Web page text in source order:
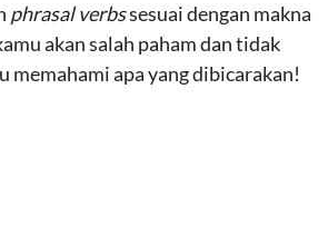
phrasal verbssesuai dengan makna
akan salah paham dan tidak
memahami apa yang dibicarakan!